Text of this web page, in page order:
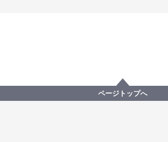
ページトップへ